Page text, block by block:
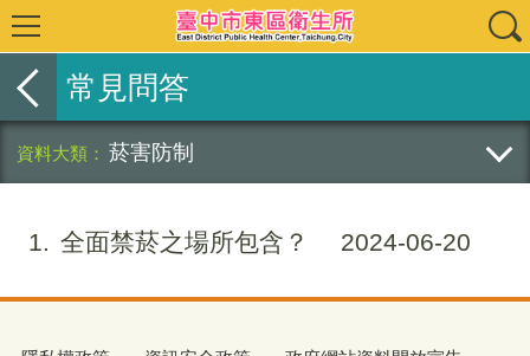
常見問答
菸害防制
1 全面禁菸之場所包含？ 2024-06-20